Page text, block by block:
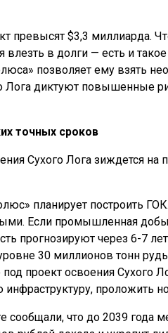
превысят $3,3 миллиарда.
в долги — есть и
позволяет ему взять
Лога диктуют повышенные
точных сроков
Сухого Лога зиждется
планирует построить
Если промышленная
прогнозируют через 6-7
30 миллионов тонн
проект освоения Сухого
проложить
сообщали, что до 2039 года